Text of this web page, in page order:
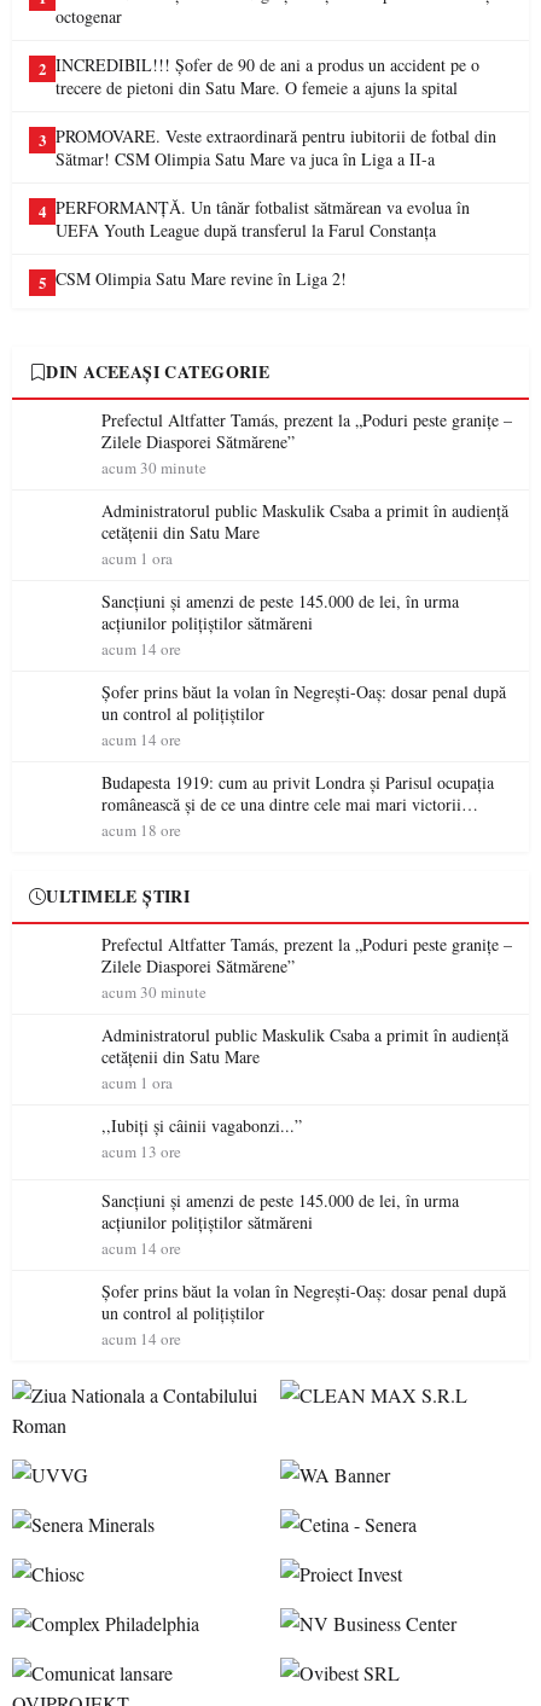
octogenar
2 INCREDIBIL!!! Șofer de 90 de ani a produs un accident pe o
trecere de pietoni din Satu Mare. O femeie a ajuns la spital
3 PROMOVARE. Veste extraordinară pentru iubitorii de fotbal din
Sătmar! CSM Olimpia Satu Mare va juca în Liga a II-a
4 PERFORMANȚĂ. Un tânăr fotbalist sătmărean va evolua în
UEFA Youth League după transferul la Farul Constanța
5 CSM Olimpia Satu Mare revine în Liga 2!
DIN ACEEAȘI CATEGORIE
Prefectul Altfatter Tamás, prezent la „Poduri peste granițe –
Zilele Diasporei Sătmărene”
acum 30 minute
Administratorul public Maskulik Csaba a primit în audiență
cetățenii din Satu Mare
acum 1 ora
Sancțiuni și amenzi de peste 145.000 de lei, în urma
acțiunilor polițiștilor sătmăreni
acum 14 ore
Șofer prins băut la volan în Negrești-Oaș: dosar penal după
un control al polițiștilor
acum 14 ore
Budapesta 1919: cum au privit Londra și Parisul ocupația
românească și de ce una dintre cele mai mari victorii
militare ale României a devenit o controversă diplomatică
acum 18 ore
ULTIMELE ȘTIRI
Prefectul Altfatter Tamás, prezent la „Poduri peste granițe –
Zilele Diasporei Sătmărene”
acum 30 minute
Administratorul public Maskulik Csaba a primit în audiență
cetățenii din Satu Mare
acum 1 ora
,,Iubiți și câinii vagabonzi...”
acum 13 ore
Sancțiuni și amenzi de peste 145.000 de lei, în urma
acțiunilor polițiștilor sătmăreni
acum 14 ore
Șofer prins băut la volan în Negrești-Oaș: dosar penal după
un control al polițiștilor
acum 14 ore